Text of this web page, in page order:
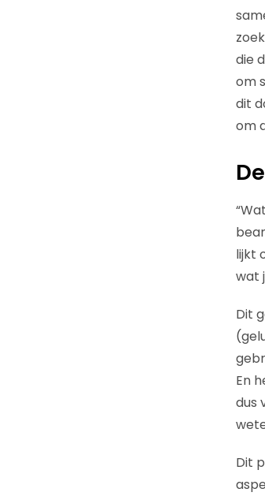
die
om
dit
om
lijkt
wat
Dit
En
dus
Dit